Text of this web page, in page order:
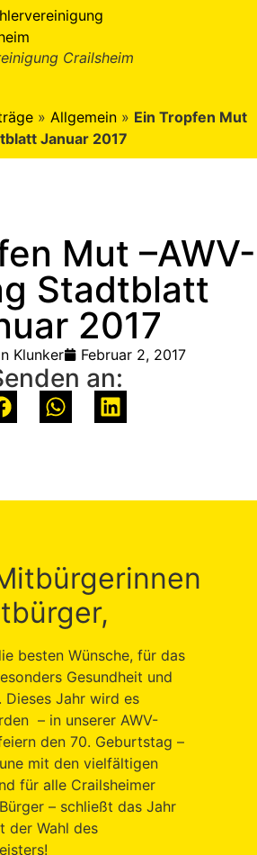
Crailsheim
» Allgemein » Ein Tropfen Mut
Januar 2017
Mut –AWV-
Stadtblatt
2017
Klunker Februar 2, 2017
an:
besten Wünsche, für das
Gesundheit und
Dieses Jahr wird es
– in unserer AWV-
den 70. Geburtstag –
mit den vielfältigen
für alle Crailsheimer
– schließt das Jahr
der Wahl des